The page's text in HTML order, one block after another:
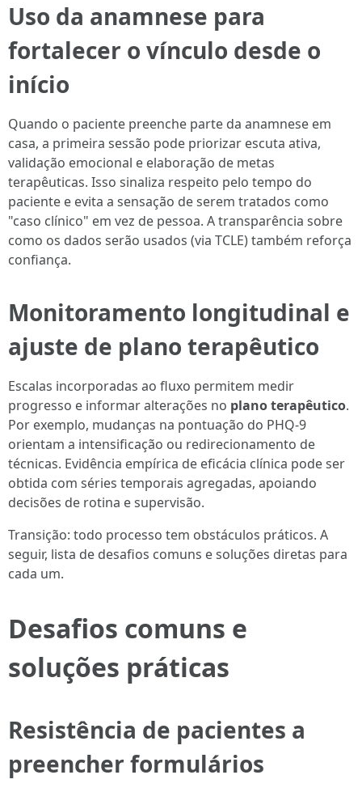
Uso da anamnese para
fortalecer o vínculo desde o
início
Quando o paciente preenche parte da anamnese em
casa, a primeira sessão pode priorizar escuta ativa,
validação emocional e elaboração de metas
terapêuticas. Isso sinaliza respeito pelo tempo do
paciente e evita a sensação de serem tratados como
"caso clínico" em vez de pessoa. A transparência sobre
como os dados serão usados (via TCLE) também reforça
confiança.
Monitoramento longitudinal e
ajuste de plano terapêutico
Escalas incorporadas ao fluxo permitem medir
progresso e informar alterações no plano terapêutico.
Por exemplo, mudanças na pontuação do PHQ-9
orientam a intensificação ou redirecionamento de
técnicas. Evidência empírica de eficácia clínica pode ser
obtida com séries temporais agregadas, apoiando
decisões de rotina e supervisão.
Transição: todo processo tem obstáculos práticos. A
seguir, lista de desafios comuns e soluções diretas para
cada um.
Desafios comuns e
soluções práticas
Resistência de pacientes a
preencher formulários